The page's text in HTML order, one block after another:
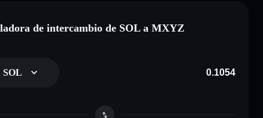
de intercambio de SOL a MXYZ
SOL